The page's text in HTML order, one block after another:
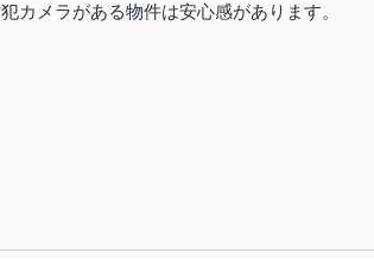
カメラがある物件は安心感があります。